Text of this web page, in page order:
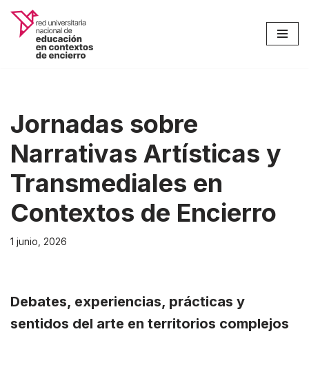
Saltar
Jornadas sobre
Narrativas Artísticas y
Transmediales en
Contextos de Encierro
1 junio, 2026
Debates, experiencias, prácticas y
sentidos del arte en territorios complejos